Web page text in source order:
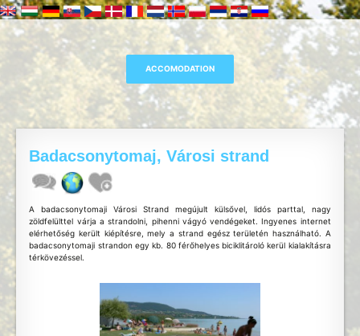
Badacsonytomaj, Városi strand
A badacsonytomaji Városi Strand megújult külsővel, lidós parttal, nagy
zöldfelülttel várja a strandolni, pihenni vágyó vendégeket. Ingyenes internet
elérhetőség került kiépítésre, mely a strand egész területén használható. A
badacsonytomaji strandon egy kb. 80 férőhelyes biciklitároló kerül kialakításra
térkövezéssel.